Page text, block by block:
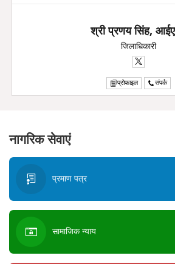
श्री प्रणय सिंह,
जिलाधिकारी
प्रोफाइल संपर्क
नागरिक सेवाएं
प्रमाण पत्र
सामाजिक न्याय